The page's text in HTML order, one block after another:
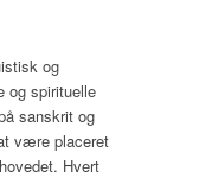
og
og spirituelle
sanskrit og
være placeret
Hvert